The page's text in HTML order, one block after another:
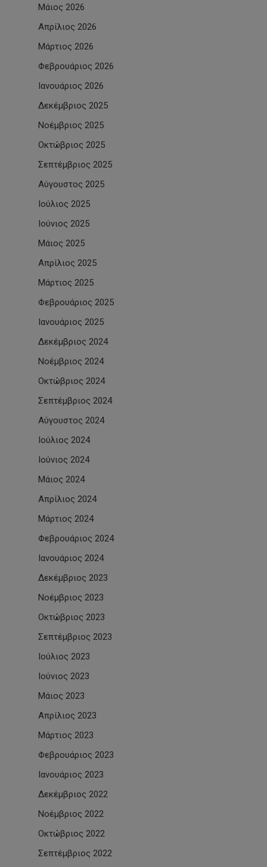
Μάιος 2026
Απρίλιος 2026
Μάρτιος 2026
Φεβρουάριος 2026
Ιανουάριος 2026
Δεκέμβριος 2025
Νοέμβριος 2025
Οκτώβριος 2025
Σεπτέμβριος 2025
Αύγουστος 2025
Ιούλιος 2025
Ιούνιος 2025
Μάιος 2025
Απρίλιος 2025
Μάρτιος 2025
Φεβρουάριος 2025
Ιανουάριος 2025
Δεκέμβριος 2024
Νοέμβριος 2024
Οκτώβριος 2024
Σεπτέμβριος 2024
Αύγουστος 2024
Ιούλιος 2024
Ιούνιος 2024
Μάιος 2024
Απρίλιος 2024
Μάρτιος 2024
Φεβρουάριος 2024
Ιανουάριος 2024
Δεκέμβριος 2023
Νοέμβριος 2023
Οκτώβριος 2023
Σεπτέμβριος 2023
Ιούλιος 2023
Ιούνιος 2023
Μάιος 2023
Απρίλιος 2023
Μάρτιος 2023
Φεβρουάριος 2023
Ιανουάριος 2023
Δεκέμβριος 2022
Νοέμβριος 2022
Οκτώβριος 2022
Σεπτέμβριος 2022